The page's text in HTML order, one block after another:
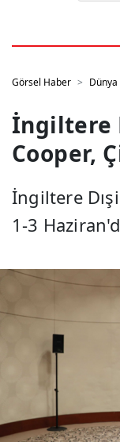
Görsel Haber Dünya
İngiltere
Cooper,
İngiltere
1-3